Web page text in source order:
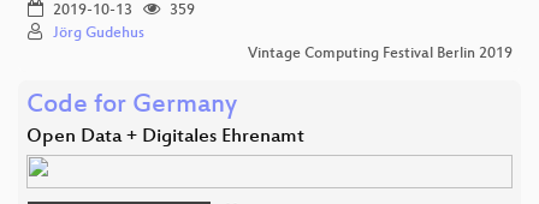
2019-10-13
359
Jörg Gudehus
Vintage Computing Festival Berlin 2019
Code for Germany
Open Data + Digitales Ehrenamt